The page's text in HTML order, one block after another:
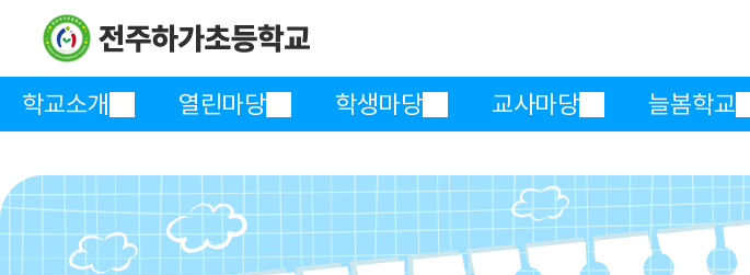
학교소개 열린마당 학생마당 교사마당 늘봄학교